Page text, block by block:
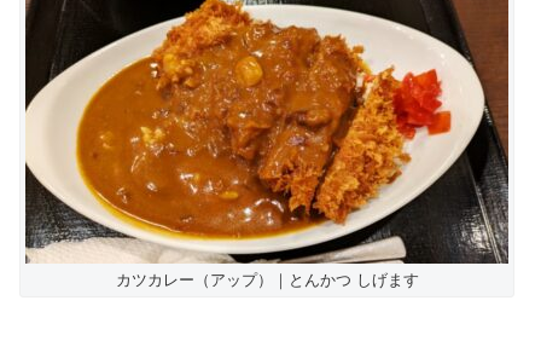
カツカレー（アップ）｜とんかつ しげます